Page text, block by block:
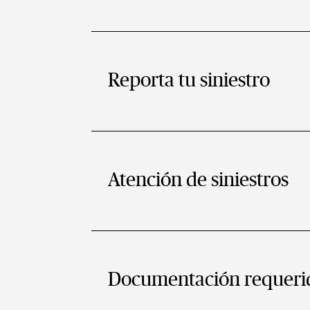
Reporta tu siniestro
Atención de siniestros
Documentación